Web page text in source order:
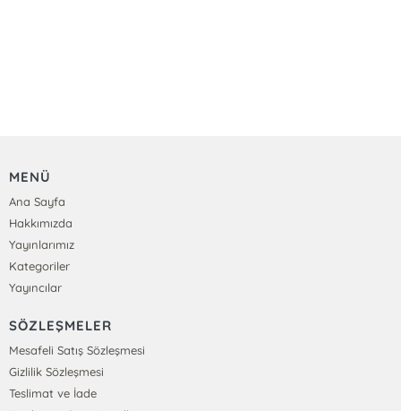
MENÜ
Ana Sayfa
Hakkımızda
Yayınlarımız
Kategoriler
Yayıncılar
SÖZLEŞMELER
Mesafeli Satış Sözleşmesi
Gizlilik Sözleşmesi
Teslimat ve İade